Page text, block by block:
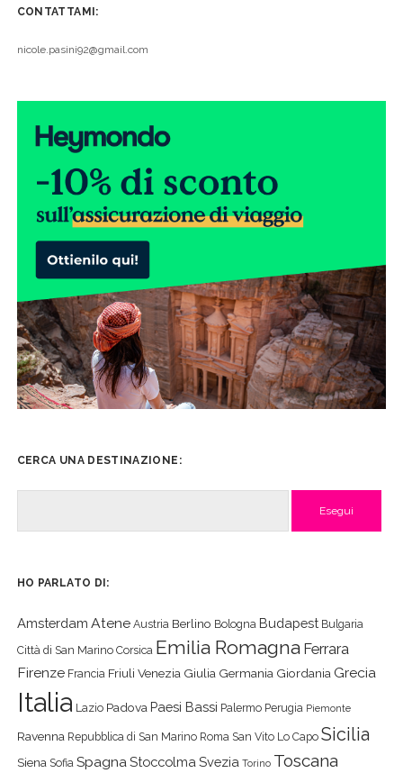
CONTATTAMI:
nicole.pasini92@gmail.com
CERCA UNA DESTINAZIONE:
HO PARLATO DI:
Amsterdam Atene Austria Berlino Bologna Budapest Bulgaria
Città di San Marino Corsica Emilia Romagna Ferrara
Firenze Francia Friuli Venezia Giulia Germania Giordania Grecia
Italia Lazio Padova Paesi Bassi Palermo Perugia Piemonte
Ravenna Repubblica di San Marino Roma San Vito Lo Capo Sicilia
Siena Sofia SpagnaStoccolma Svezia Torino Toscana